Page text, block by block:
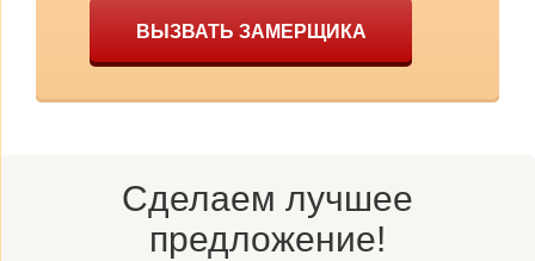
ВЫЗВАТЬ ЗАМЕРЩИКА
Сделаем лучшее
предложение!